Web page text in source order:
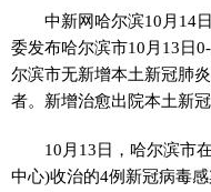
中新网哈尔滨10月14
委发布哈尔滨市10月13日
尔滨市无新增本土新冠肺
者。新增治愈出院本土新
10月13日，哈尔滨市在
中心)收治的4例新冠病毒